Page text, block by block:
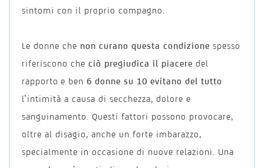
sintomi con il proprio compagno.
Le donne che non curano questa condizione spesso
riferiscono che ciò pregiudica il piacere del
rapporto e ben 6 donne su 10 evitano del tutto
l’intimità a causa di secchezza, dolore e
sanguinamento. Questi fattori possono provocare,
oltre al disagio, anche un forte imbarazzo,
specialmente in occasione di nuove relazioni. Una